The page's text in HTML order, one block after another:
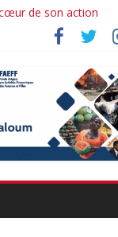
de son action